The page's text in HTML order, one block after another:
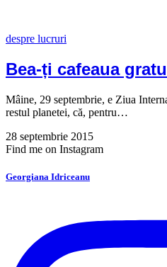
despre lucruri
Bea-ți cafeaua
Mâine, 29 septembrie, e Ziua
restul planetei, că, pentru…
28 septembrie 2015
Find me on Instagram
Georgiana Idriceanu